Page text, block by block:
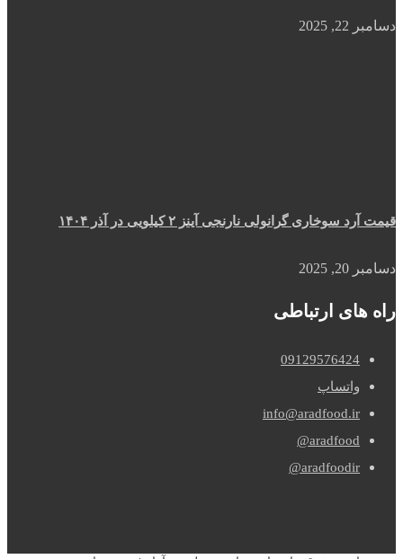
دسامبر 22, 2025
قیمت آرد سوخاری گرانولی نارنجی آینز ۲ کیلویی در آذر ۱۴۰۴
دسامبر 20, 2025
راه های ارتباطی
09129576424
واتساپ
info@aradfood.ir
aradfood@
aradfoodir@